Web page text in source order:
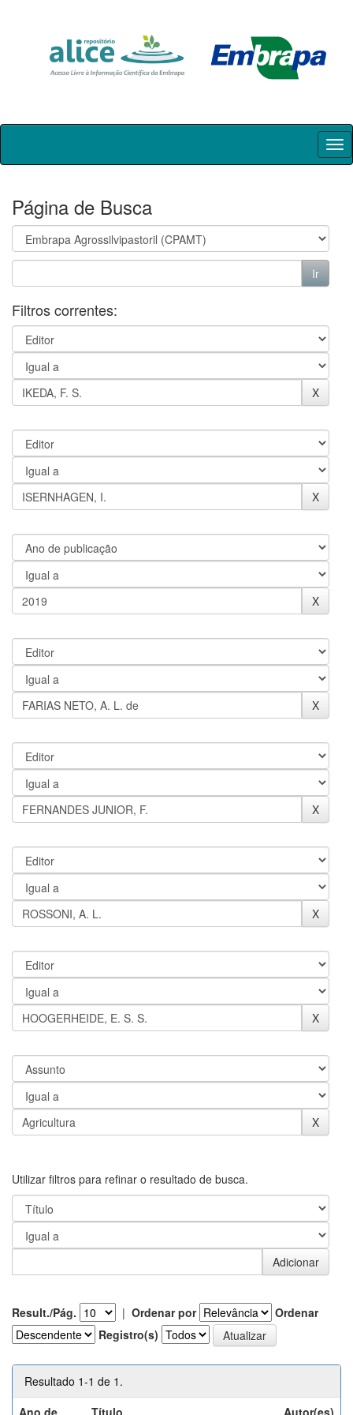
Skip
Página de Busca
Filtros correntes:
Utilizar filtros para refinar o resultado de busca.
Result./Pág. | Ordenar por
Ordenar
Registro(s)
Resultado 1-1 de 1.
Ano de
Título Autor(es)